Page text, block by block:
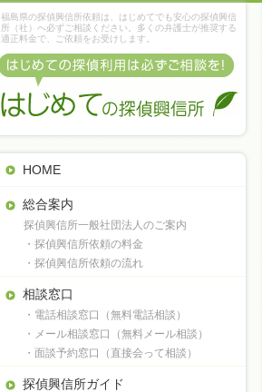
福島県の探偵興信所依頼は、はじめてでも安心の探偵興信
所（社）へ必ずご相談ください。多くの弁護士が推奨する
適正料金で、ご依頼をお受けします。
HOME
総合案内
探偵興信所一般社団法人のご案内
・探偵興信所依頼の料金
・探偵興信所依頼の流れ
相談窓口
・電話相談窓口（無料電話相談）
・メール相談窓口（無料メール相談）
・面談予約窓口（直接会って相談）
探偵興信所ガイド